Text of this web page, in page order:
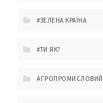
#ЗЕЛЕНА КРАЇНА
#ТИ ЯК?